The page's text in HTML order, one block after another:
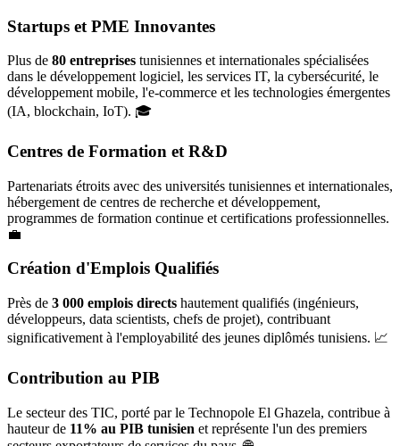
Startups et PME Innovantes
Plus de 80 entreprises tunisiennes et internationales spécialisées
dans le développement logiciel, les services IT, la cybersécurité, le
développement mobile, l'e-commerce et les technologies émergentes
(IA, blockchain, IoT). 🎓
Centres de Formation et R&D
Partenariats étroits avec des universités tunisiennes et internationales,
hébergement de centres de recherche et développement,
programmes de formation continue et certifications professionnelles.
💼
Création d'Emplois Qualifiés
Près de 3 000 emplois directs hautement qualifiés (ingénieurs,
développeurs, data scientists, chefs de projet), contribuant
significativement à l'employabilité des jeunes diplômés tunisiens. 📈
Contribution au PIB
Le secteur des TIC, porté par le Technopole El Ghazela, contribue à
hauteur de 11% au PIB tunisien et représente l'un des premiers